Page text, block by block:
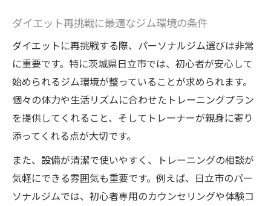
ダイエット再挑戦に最適なジム環境の条件
ダイエットに再挑戦する際、パーソナルジム選びは非常
に重要です。特に茨城県日立市では、初心者が安心して
始められるジム環境が整っていることが求められます。
個々の体力や生活リズムに合わせたトレーニングプラン
を提供してくれること、そしてトレーナーが親身に寄り
添ってくれる点が大切です。
また、設備が清潔で使いやすく、トレーニングの相談が
気軽にできる雰囲気も重要です。例えば、日立市のパー
ソナルジムでは、初心者専用のカウンセリングや体験コ